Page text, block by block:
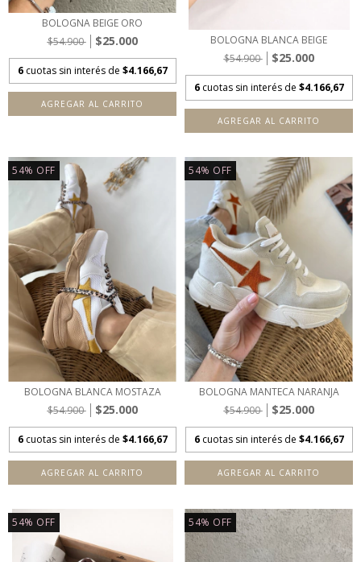
BOLOGNA BEIGE ORO
$54.900
$25.000
6 cuotas sin interés de $4.166,67
AGREGAR AL CARRITO
BOLOGNA BLANCA BEIGE
$54.900
$25.000
6 cuotas sin interés de $4.166,67
AGREGAR AL CARRITO
54% OFF
BOLOGNA BLANCA MOSTAZA
$54.900
$25.000
6 cuotas sin interés de $4.166,67
AGREGAR AL CARRITO
54% OFF
BOLOGNA MANTECA NARANJA
$54.900
$25.000
6 cuotas sin interés de $4.166,67
AGREGAR AL CARRITO
54% OFF 54% OFF